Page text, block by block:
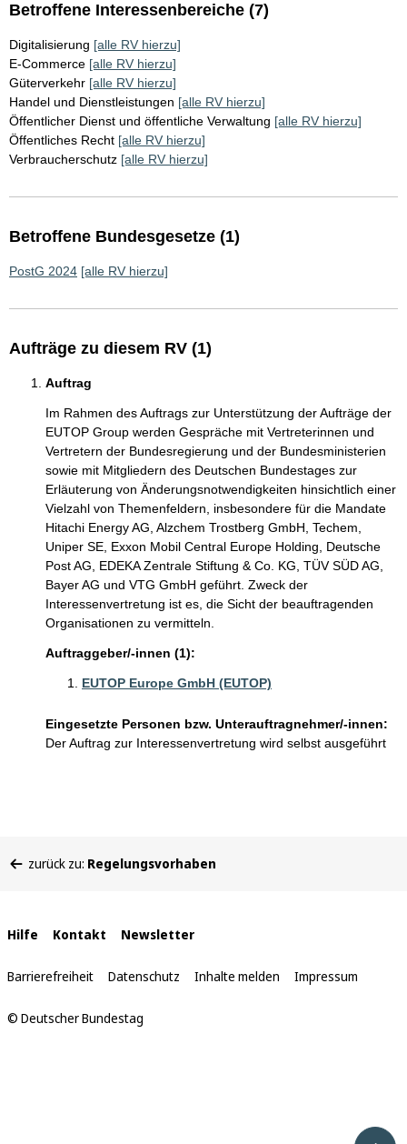
Betroffene Interessenbereiche (7)
Digitalisierung [alle RV hierzu]
E-Commerce [alle RV hierzu]
Güterverkehr [alle RV hierzu]
Handel und Dienstleistungen [alle RV hierzu]
Öffentlicher Dienst und öffentliche Verwaltung [alle RV hierzu]
Öffentliches Recht [alle RV hierzu]
Verbraucherschutz [alle RV hierzu]
Betroffene Bundesgesetze (1)
PostG 2024 [alle RV hierzu]
Aufträge zu diesem RV (1)
Auftrag
Im Rahmen des Auftrags zur Unterstützung der Aufträge der
EUTOP Group werden Gespräche mit Vertreterinnen und
Vertretern der Bundesregierung und der Bundesministerien
sowie mit Mitgliedern des Deutschen Bundestages zur
Erläuterung von Änderungsnotwendigkeiten hinsichtlich einer
Vielzahl von Themenfeldern, insbesondere für die Mandate
Hitachi Energy AG, Alzchem Trostberg GmbH, Techem,
Uniper SE, Exxon Mobil Central Europe Holding, Deutsche
Post AG, EDEKA Zentrale Stiftung & Co. KG, TÜV SÜD AG,
Bayer AG und VTG GmbH geführt. Zweck der
Interessenvertretung ist es, die Sicht der beauftragenden
Organisationen zu vermitteln.
Auftraggeber/-innen (1):
EUTOP Europe GmbH (EUTOP)
Eingesetzte Personen bzw. Unterauftragnehmer/-innen:
Der Auftrag zur Interessenvertretung wird selbst ausgeführt
befinden
zurück zu: Regelungsvorhaben
Interne
Links
Hilfe Kontakt Newsletter
Barrierefreiheit Datenschutz Inhalte melden Impressum
© Deutscher Bundestag